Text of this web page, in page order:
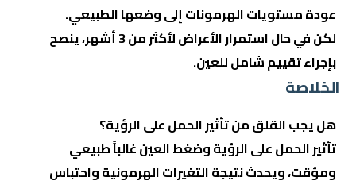
عودة مستويات الهرمونات إلى وضعها الطبيعي.
لكن في حال استمرار الأعراض لأكثر من 3 أشهر، ينصح
بإجراء تقييم شامل للعين.
الخلاصة
هل يجب القلق من تأثير الحمل على الرؤية؟
تأثير الحمل على الرؤية وضغط العين غالباً طبيعي
ومؤقت، ويحدث نتيجة التغيرات الهرمونية واحتباس